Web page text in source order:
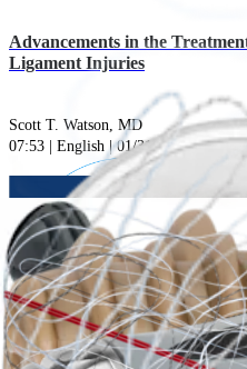
Advancements in the
Ligament Injuries
Scott T. Watson, MD
07:53 | English | 01/31/2022 | VID1-